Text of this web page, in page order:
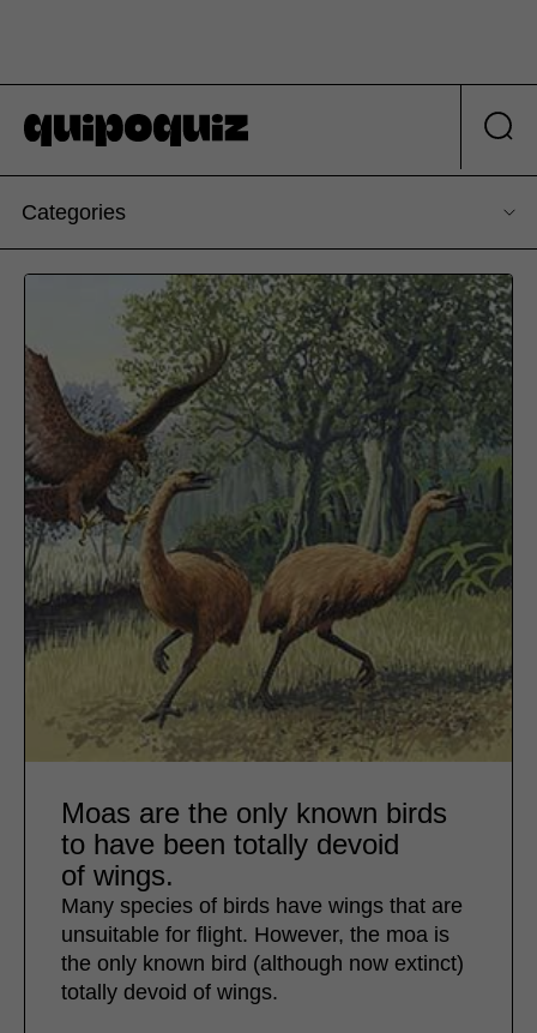
Categories
Moas are the only known birds
to have been totally devoid
of wings.
Many species of birds have wings that are
unsuitable for flight. However, the moa is
the only known bird (although now extinct)
totally devoid of wings.